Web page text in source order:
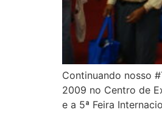
Continuando nosso
2009 no Centro de
e a 5ª Feira